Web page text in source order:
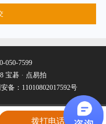
050-7599
宝碁 · 点易拍
备：11010802017592号
拨打电话